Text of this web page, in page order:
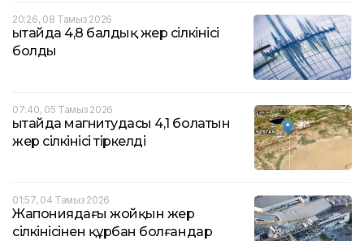
20:26, 08 Тамыз 2026
Қытайда 4,8 балдық жер сілкінісі
болды
07:40, 05 Тамыз 2026
Қытайда магнитудасы 4,1 болатын
жер сілкінісі тіркелді
01:57, 04 Тамыз 2026
Жапониядағы жойқын жер
сілкінісінен құрбан болғандар